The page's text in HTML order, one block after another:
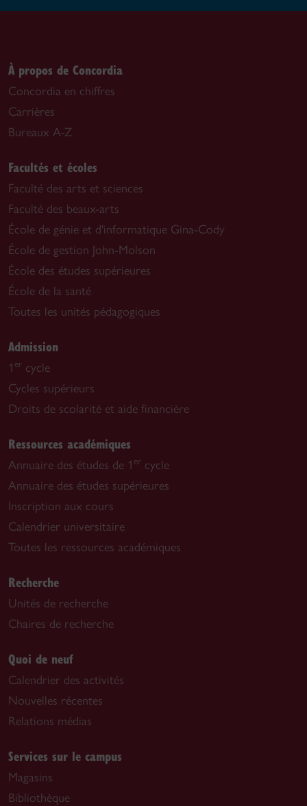
À propos de Concordia
Concordia en chiffres
Carrières
Bureaux A-Z
Facultés et écoles
Faculté des arts et sciences
Faculté des beaux-arts
École de génie et d'informatique Gina-Cody
École de gestion John-Molson
École des études supérieures
École de la santé
Toutes les unités pédagogiques
Admission
1 er cycle
Cycles supérieurs
Droits de scolarité et aide financière
Ressources académiques
Annuaire des études de 1 er cycle
Annuaire des études supérieures
Inscription aux cours
Calendrier universitaire
Toutes les ressources académiques
Recherche
Unités de recherche
Chaires de recherche
Quoi de neuf
Calendrier des activités
Nouvelles récentes
Relations médias
Services sur le campus
Magasins
Bibliothèque